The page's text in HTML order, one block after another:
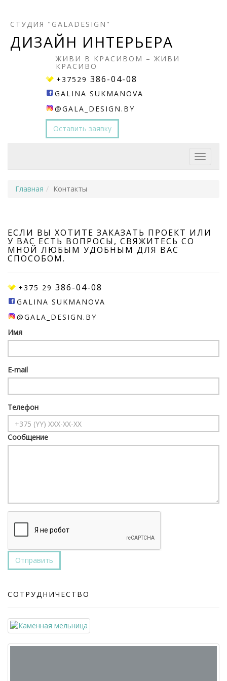
СТУДИЯ "GALADESIGN"
ДИЗАЙН ИНТЕРЬЕРА
ЖИВИ В КРАСИВОМ – ЖИВИ
КРАСИВО
+37529 386-04-08
GALINA SUKMANOVA
@GALA_DESIGN.BY
Оставить заявку
Главная Контакты
ЕСЛИ ВЫ ХОТИТЕ ЗАКАЗАТЬ ПРОЕКТ ИЛИ
У ВАС ЕСТЬ ВОПРОСЫ, СВЯЖИТЕСЬ СО
МНОЙ ЛЮБЫМ УДОБНЫМ ДЛЯ ВАС
СПОСОБОМ.
+375 29 386-04-08
GALINA SUKMANOVA
@GALA_DESIGN.BY
Имя
E-mail
Телефон
Сообщение
Отправить
СОТРУДНИЧЕСТВО